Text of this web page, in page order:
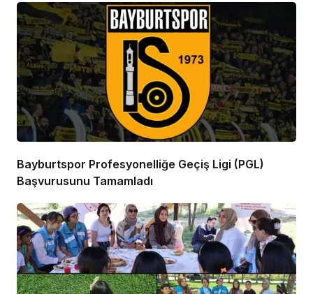
Bayburtspor Profesyonelliğe Geçiş Ligi (PGL)
Başvurusunu Tamamladı